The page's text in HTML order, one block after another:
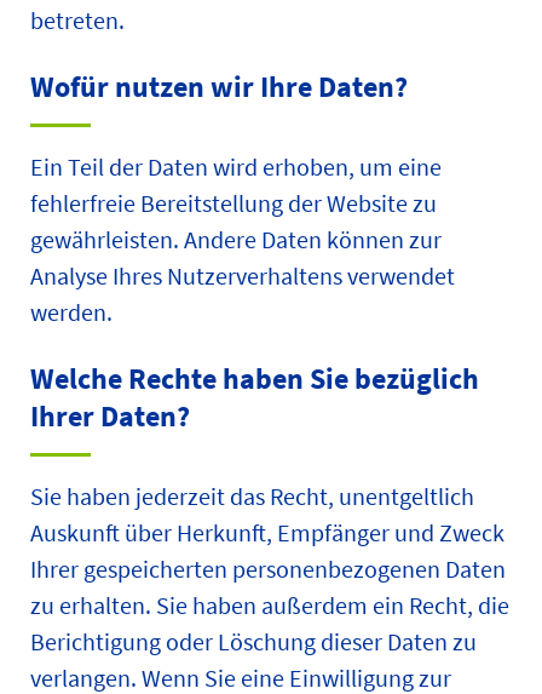
betreten.
Wofür nutzen wir Ihre Daten?
Ein Teil der Daten wird erhoben, um eine
fehlerfreie Bereitstellung der Website zu
gewährleisten. Andere Daten können zur
Analyse Ihres Nutzerverhaltens verwendet
werden.
Welche Rechte haben Sie bezüglich
Ihrer Daten?
Sie haben jederzeit das Recht, unentgeltlich
Auskunft über Herkunft, Empfänger und Zweck
Ihrer gespeicherten personenbezogenen Daten
zu erhalten. Sie haben außerdem ein Recht, die
Berichtigung oder Löschung dieser Daten zu
verlangen. Wenn Sie eine Einwilligung zur